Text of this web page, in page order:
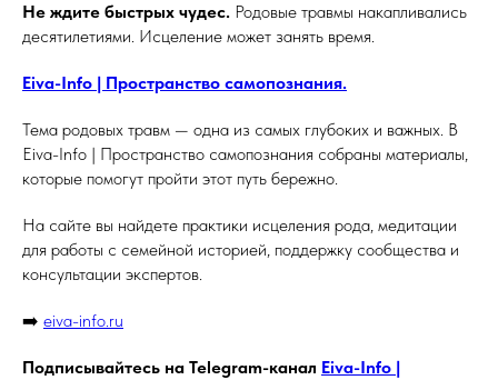
Не ждите быстрых чудес. Родовые травмы накапливались
десятилетиями. Исцеление может занять время.
Eiva-Info | Пространство самопознания.
Тема родовых травм — одна из самых глубоких и важных. В
Eiva-Info | Пространство самопознания собраны материалы,
которые помогут пройти этот путь бережно.
На сайте вы найдете практики исцеления рода, медитации
для работы с семейной историей, поддержку сообщества и
консультации экспертов.
➡️ eiva-info.ru
Подписывайтесь на Telegram-канал Eiva-Info |